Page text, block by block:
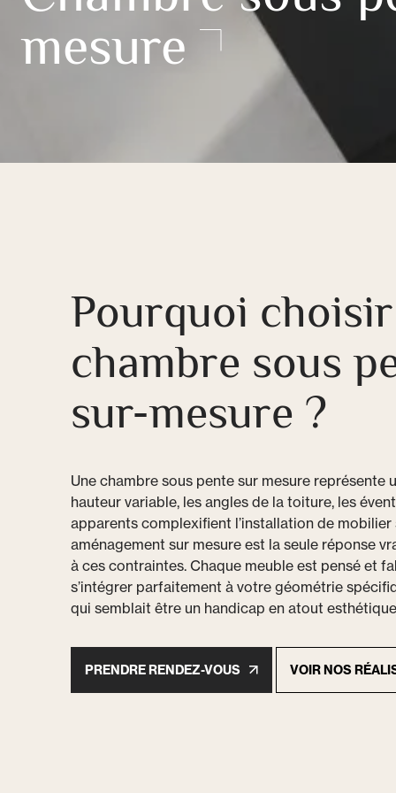
mesure
Pourquoi
chambre sous
sur-mesure ?
Une chambre sous pente sur mesure représente
hauteur variable, les angles de la toiture, les
apparents complexifient l’installation de mobilier
aménagement sur mesure est la seule réponse
à ces contraintes. Chaque meuble est pensé et
s’intégrer parfaitement à votre géométrie
qui semblait être un handicap en atout
PRENDRE RENDEZ-VOUS VOIR NOS